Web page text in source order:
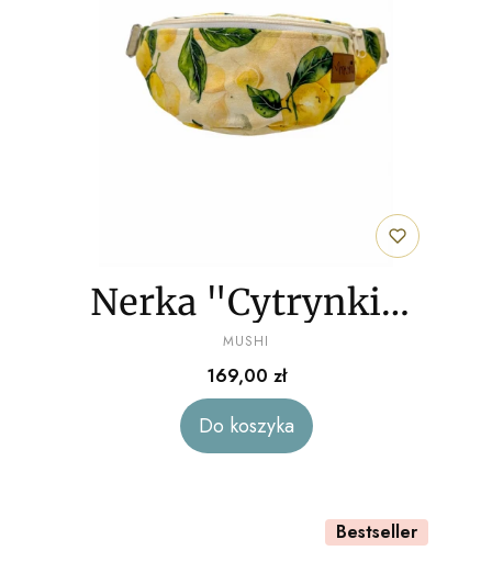
Nerka "Cytrynki"
welur
PRODUCENT
MUSHI
Cena
169,00 zł
Do koszyka
Bestseller